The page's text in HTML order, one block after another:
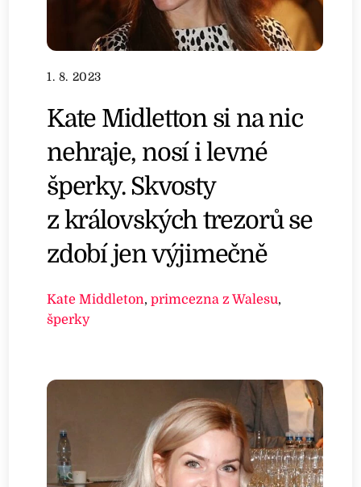
1. 8. 2023
Kate Midletton si na nic
nehraje, nosí i levné
šperky. Skvosty
z královských trezorů se
zdobí jen výjimečně
Kate Middleton,primcezna z Walesu,
šperky